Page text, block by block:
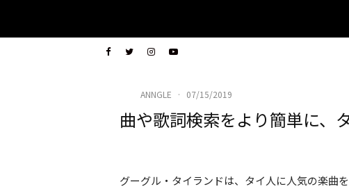
ANNGLE · 07/15/2019
曲や歌詞検索をより簡単に、
グーグル・タイランドは、タイ人に人気の楽曲